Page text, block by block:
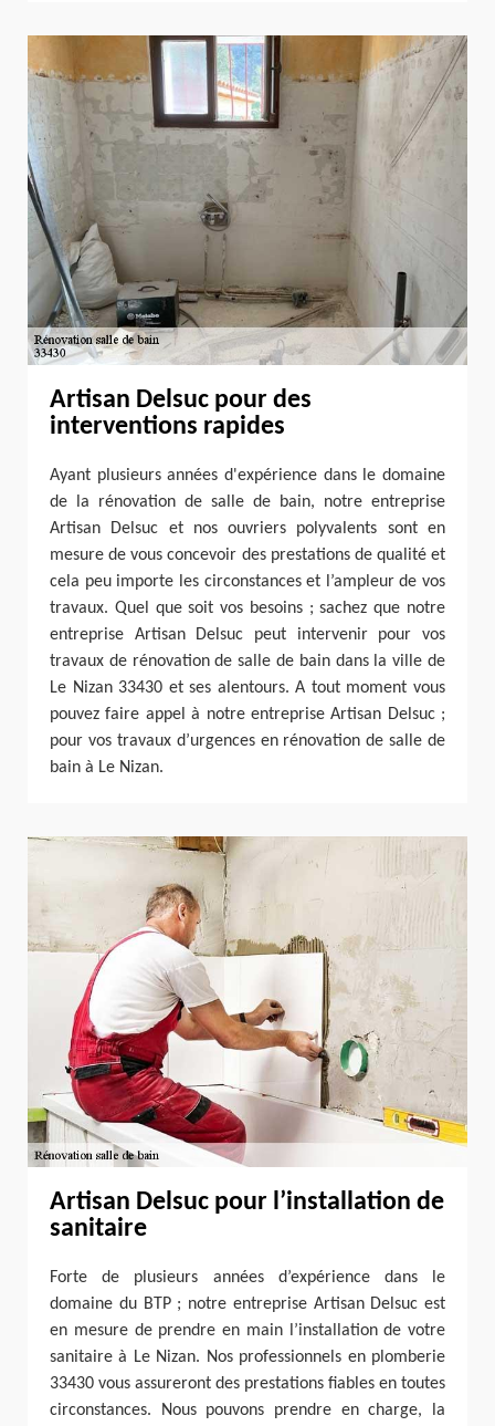
Artisan Delsuc pour des
interventions rapides
Ayant plusieurs années d'expérience dans le domaine
de la rénovation de salle de bain, notre entreprise
Artisan Delsuc et nos ouvriers polyvalents sont en
mesure de vous concevoir des prestations de qualité et
cela peu importe les circonstances et l’ampleur de vos
travaux. Quel que soit vos besoins ; sachez que notre
entreprise Artisan Delsuc peut intervenir pour vos
travaux de rénovation de salle de bain dans la ville de
Le Nizan 33430 et ses alentours. A tout moment vous
pouvez faire appel à notre entreprise Artisan Delsuc ;
pour vos travaux d’urgences en rénovation de salle de
bain à Le Nizan.
Artisan Delsuc pour l’installation de
sanitaire
Forte de plusieurs années d’expérience dans le
domaine du BTP ; notre entreprise Artisan Delsuc est
en mesure de prendre en main l’installation de votre
sanitaire à Le Nizan. Nos professionnels en plomberie
33430 vous assureront des prestations fiables en toutes
circonstances. Nous pouvons prendre en charge, la